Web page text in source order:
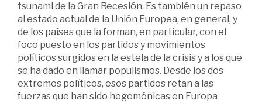
tsunami de la Gran Recesión. Es también un repaso
al estado actual de la Unión Europea, en general, y
de los países que la forman, en particular, con el
foco puesto en los partidos y movimientos
políticos surgidos en la estela de la crisis y a los que
se ha dado en llamar populismos. Desde los dos
extremos políticos, esos partidos retan a las
fuerzas que han sido hegemónicas en Europa